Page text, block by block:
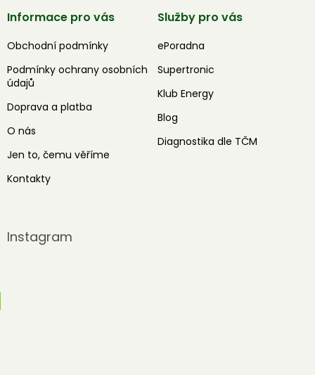
Informace pro vás
Obchodní podmínky
Podmínky ochrany osobních
údajů
Doprava a platba
O nás
Jen to, čemu věříme
Kontakty
Služby pro vás
ePoradna
Supertronic
Klub Energy
Blog
Diagnostika dle TČM
Instagram